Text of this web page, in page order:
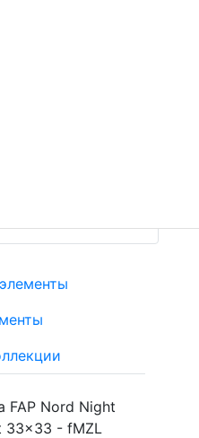
FAP Nord Night
33x33 - fMZL